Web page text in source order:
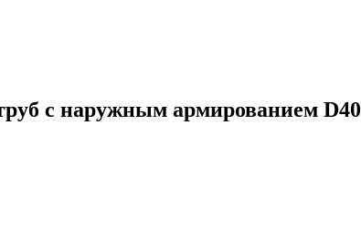
с наружным армированием D40